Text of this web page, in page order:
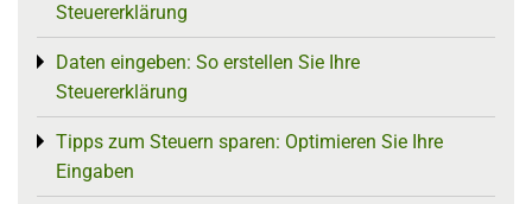
Steuererklärung
Daten eingeben: So erstellen Sie Ihre
Steuererklärung
Toggle menu
Tipps zum Steuern sparen: Optimieren Sie Ihre
Eingaben
Toggle menu